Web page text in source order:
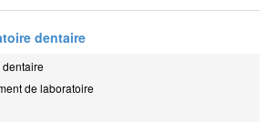
dentaire
dentaire
de laboratoire